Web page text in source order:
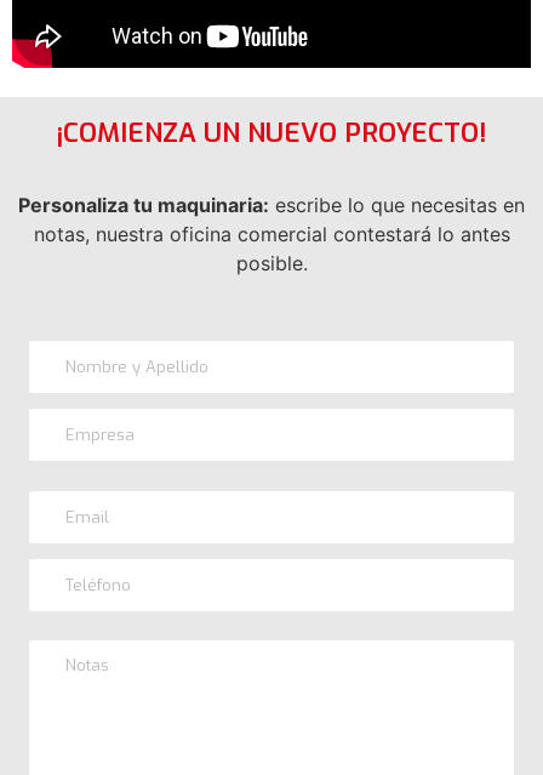
¡COMIENZA UN NUEVO PROYECTO!
Personaliza tu maquinaria: escribe lo que necesitas en
notas, nuestra oficina comercial contestará lo antes
posible.